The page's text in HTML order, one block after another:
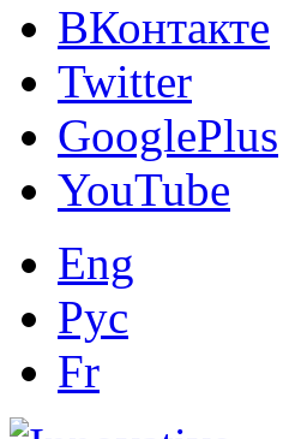
ВКонтакте
Twitter
GooglePlus
YouTube
Eng
Рус
Fr